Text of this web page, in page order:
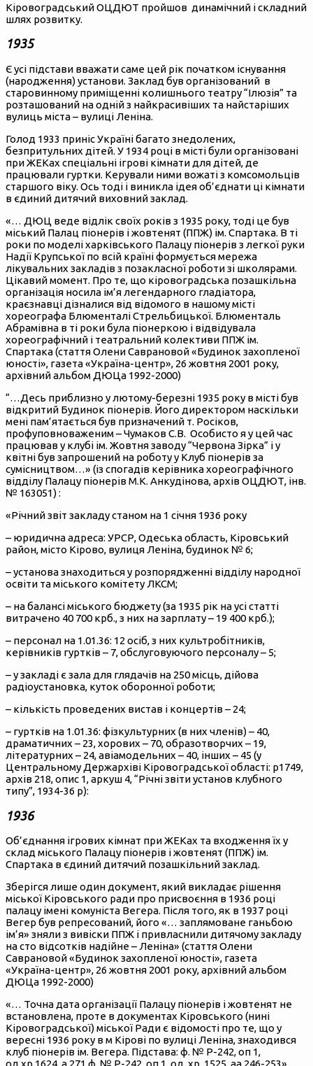
Кіровоградський ОЦДЮТ пройшов динамічний і складний
шлях розвитку.
1935
Є усі підстави вважати саме цей рік початком існування
(народження) установи. Заклад був організований в
старовинному приміщенні колишнього театру “Ілюзія” та
розташований на одній з найкрасивіших та найстаріших
вулиць міста – вулиці Леніна.
Голод 1933 приніс Україні багато знедолених,
безпритульних дітей. У 1934 році в місті були організовані
при ЖЕКах спеціальні ігрові кімнати для дітей, де
працювали гуртки. Керували ними вожаті з комсомольців
старшого віку. Ось тоді і виникла ідея об’єднати ці кімнати
в єдиний дитячий виховний заклад.
«… ДЮЦ веде відлік своїх років з 1935 року, тоді це був
міський Палац піонерів і жовтенят (ППЖ) ім. Спартака. В ті
роки по моделі харківського Палацу піонерів з легкої руки
Надії Крупської по всій країні формується мережа
лікувальних закладів з позакласної роботи зі школярами.
Цікавий момент. Про те, що кіровоградська позашкільна
організація носила ім’я легендарного гладіатора,
краєзнавці дізналися від відомого в нашому місті
хореографа Блюменталі Стрельбицької. Блюменталь
Абрамівна в ті роки була піонеркою і відвідувала
хореографічний і театральний колективи ППЖ ім.
Спартака (стаття Олени Саврановой «Будинок захопленої
юності», газета «Україна-центр», 26 жовтня 2001 року,
архівний альбом ДЮЦа 1992-2000)
“…Десь приблизно у лютому-березні 1935 року в місті був
відкритий Будинок піонерів. Його директором наскільки
мені пам’ятається був призначений т. Росіков,
профуповноваженим – Чумаков С.В. Особисто я у цей час
працював у клубі ім. Жовтня заводу “Червона Зірка” і у
квітні був запрошений на роботу у Клуб піонерів за
сумісництвом…» (із спогадів керівника хореографічного
відділу Палацу піонерів М.К. Анкудінова, архів ОЦДЮТ, інв.
№ 163051) :
«Річний звіт закладу станом на 1 січня 1936 року
– юридична адреса: УРСР, Одеська область, Кіровський
район, місто Кірово, вулиця Леніна, будинок № 6;
– установа знаходиться у розпорядженні відділу народної
освіти та міського комітету ЛКСМ;
– на балансі міського бюджету (за 1935 рік на усі статті
витрачено 40 700 крб., з них на зарплату – 19 400 крб.);
– персонал на 1.01.36: 12 осіб, з них культробітників,
керівників гуртків – 7, обслуговуючого персоналу – 5;
– у закладі є зала для глядачів на 250 місць, дійова
радіоустановка, куток оборонної роботи;
– кількість проведених вистав і концертів – 24;
– гуртків на 1.01.36: фізкультурних (в них членів) – 40,
драматичних – 23, хорових – 70, образотворчих – 19,
літературних – 24, авіамодельних – 40, інших – 45 (у
Центральному Держархіві Кіровоградської області: р1749,
архів 218, опис 1, аркуш 4, “Річні звіти установ клубного
типу”, 1934-36 р):
1936
Об’єднання ігрових кімнат при ЖЕКах та входження їх у
склад міського Палацу піонерів і жовтенят (ППЖ) ім.
Спартака в єдиний дитячий позашкільний заклад.
Зберігся лише один документ, який викладає рішення
міської Кіровського ради про присвоєння в 1936 році
палацу імені комуніста Вегера. Після того, як в 1937 році
Вегер був репресований, його «… заплямоване ганьбою
ім’я» зняли з вивіски ППЖ і привласнили дитячому закладу
на сто відсотків надійне – Леніна» (стаття Олени
Саврановой «Будинок захопленої юності», газета
«Україна-центр», 26 жовтня 2001 року, архівний альбом
ДЮЦа 1992-2000)
«… Точна датаорганізації Палацу піонерів і жовтенят не
встановлена, проте в документах Кіровського (нині
Кіровоградської) міської Ради є відомості про те, що у
вересні 1936 року в м Кірові по вулиці Леніна, знаходився
клуб піонерів ім. Вегера. Підстава: ф. № Р-242, оп 1,